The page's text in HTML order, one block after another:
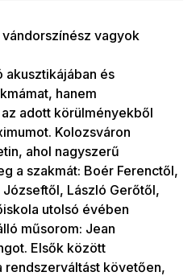
vagyok
akusztikájában és
hanem
adott körülményekből
Kolozsváron
ahol nagyszerű
a szakmát: Boér Ferenctől,
László Gerőtől,
utolsó évében
műsorom: Jean
Elsők között
rendszerváltást követően,